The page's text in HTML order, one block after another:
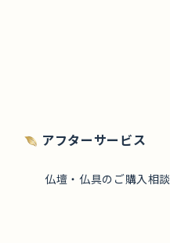
アフターサービス
仏壇・仏具のご購入相談